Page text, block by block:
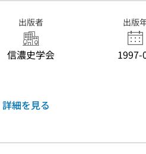
出版者
信濃史学会
出版
1997-
詳細を見る